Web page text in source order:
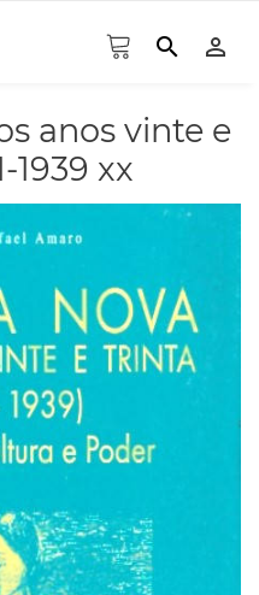
search person_outline
anos vinte e
1939 xx